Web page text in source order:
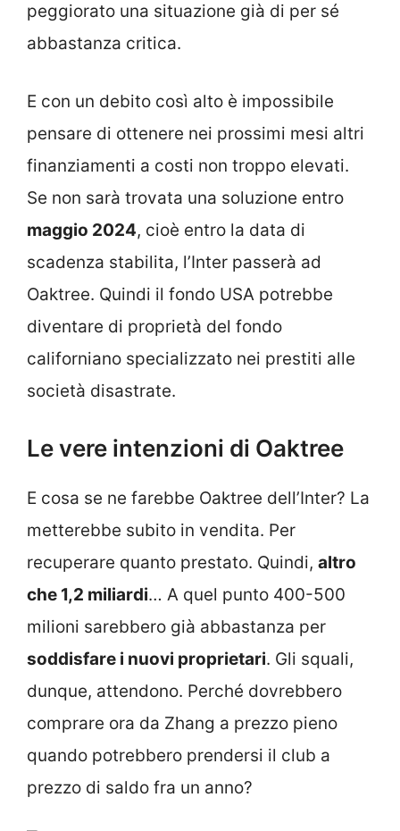
peggiorato una situazione già di per sé
abbastanza critica.
E con un debito così alto è impossibile
pensare di ottenere nei prossimi mesi altri
finanziamenti a costi non troppo elevati.
Se non sarà trovata una soluzione entro
maggio 2024, cioè entro la data di
scadenza stabilita, l’Inter passerà ad
Oaktree. Quindi il fondo USA potrebbe
diventare di proprietà del fondo
californiano specializzato nei prestiti alle
società disastrate.
Le vere intenzioni di Oaktree
E cosa se ne farebbe Oaktree dell’Inter? La
metterebbe subito in vendita. Per
recuperare quanto prestato. Quindi, altro
che 1,2 miliardi… A quel punto 400-500
milioni sarebbero già abbastanza per
soddisfare i nuovi proprietari. Gli squali,
dunque, attendono. Perché dovrebbero
comprare ora da Zhang a prezzo pieno
quando potrebbero prendersi il club a
prezzo di saldo fra un anno?